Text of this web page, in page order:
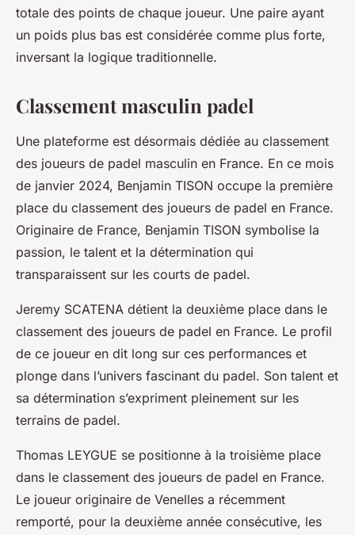
totale des points de chaque joueur. Une paire ayant
un poids plus bas est considérée comme plus forte,
inversant la logique traditionnelle.
Classement masculin padel
Une plateforme est désormais dédiée au classement
des joueurs de padel masculin en France. En ce mois
de janvier 2024, Benjamin TISON occupe la première
place du classement des joueurs de padel en France.
Originaire de France, Benjamin TISON symbolise la
passion, le talent et la détermination qui
transparaissent sur les courts de padel.
Jeremy SCATENA détient la deuxième place dans le
classement des joueurs de padel en France. Le profil
de ce joueur en dit long sur ces performances et
plonge dans l’univers fascinant du padel. Son talent et
sa détermination s’expriment pleinement sur les
terrains de padel.
Thomas LEYGUE se positionne à la troisième place
dans le classement des joueurs de padel en France.
Le joueur originaire de Venelles a récemment
remporté, pour la deuxième année consécutive, les